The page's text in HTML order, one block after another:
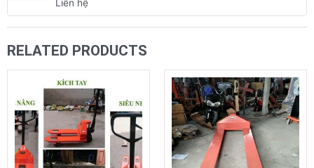
Rated
0
Liên hệ
RELATED PRODUCTS